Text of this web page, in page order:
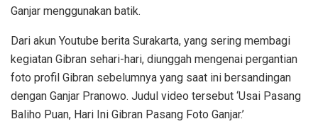
Ganjar menggunakan batik.
Dari akun Youtube berita Surakarta, yang sering membagi
kegiatan Gibran sehari-hari, diunggah mengenai pergantian
foto profil Gibran sebelumnya yang saat ini bersandingan
dengan Ganjar Pranowo. Judul video tersebut ‘Usai Pasang
Baliho Puan, Hari Ini Gibran Pasang Foto Ganjar.’